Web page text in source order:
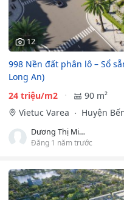
12
998 Nền đất phân lô – Sổ
Long An)
24 triệu/m2
90 m²
Vietuc Varea
Huyện
Dương Thị Minh Chính
Đăng 1 năm trước